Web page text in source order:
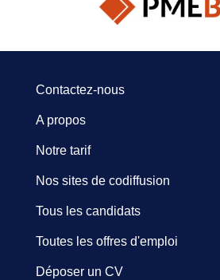
Contactez-nous
A propos
Notre tarif
Nos sites de codiffusion
Tous les candidats
Toutes les offres d'emploi
Déposer un CV